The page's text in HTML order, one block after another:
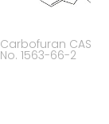
Carbofuran CAS
No. 1563-66-2